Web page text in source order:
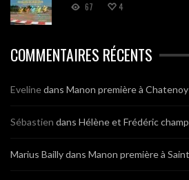
67 4
COMMENTAIRES RÉCENTS
Evelinedans Manon première à
Sébastien dans Hélène et Frédéric
Marius Baillydans Manon première à